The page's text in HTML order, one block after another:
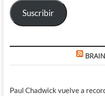
Suscribir
Paul Chadwick vuelve a